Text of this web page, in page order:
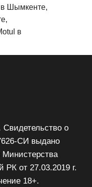
в Шымкенте,
в
о
СИ выдано
от 27.03.2019 г.
18+.